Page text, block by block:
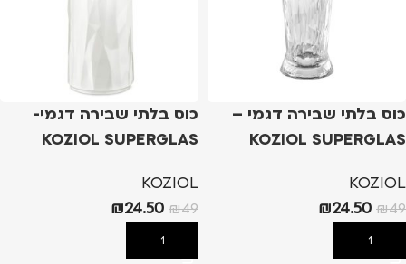
כוס בלתי שבירה דגמי –
KOZIOL SUPERGLAS
300ml
KOZIOL
₪49
₪24.50
הוספה לסל
כוס בלתי שבירה דגמי-
KOZIOL SUPERGLAS
250ml
KOZIOL
₪49
₪24.50
הוספה לסל